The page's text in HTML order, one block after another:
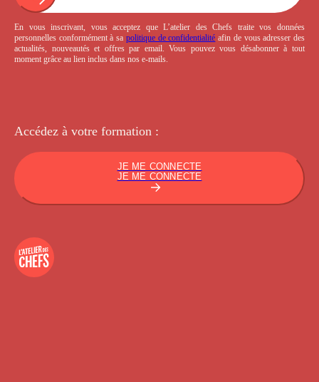
En vous inscrivant, vous acceptez que L’atelier des Chefs traite vos données
personnelles conformément à sa politique de confidentialité afin de vous adresser des
actualités, nouveautés et offres par email. Vous pouvez vous désabonner à tout
moment grâce au lien inclus dans nos e-mails.
Accédez à votre formation :
JE ME CONNECTE
JE ME CONNECTE